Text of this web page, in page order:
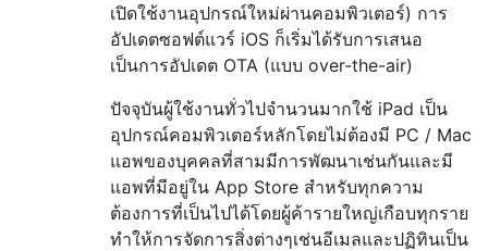
เปิดใช้งานอุปกรณ์ใหม่ผ่านคอมพิวเตอร์) การ
อัปเดตซอฟต์แวร์ iOS ก็เริ่มได้รับการเสนอ
เป็นการอัปเดต OTA (แบบ over-the-air)
ปัจจุบันผู้ใช้งานทั่วไปจำนวนมากใช้ iPad เป็น
อุปกรณ์คอมพิวเตอร์หลักโดยไม่ต้องมี PC / Mac
แอพของบุคคลที่สามมีการพัฒนาเช่นกันและมี
แอพที่มีอยู่ใน App Store สำหรับทุกความ
ต้องการที่เป็นไปได้โดยผู้ค้ารายใหญ่เกือบทุกราย
ทำให้การจัดการสิ่งต่างๆเช่นอีเมลและปฏิทินเป็น